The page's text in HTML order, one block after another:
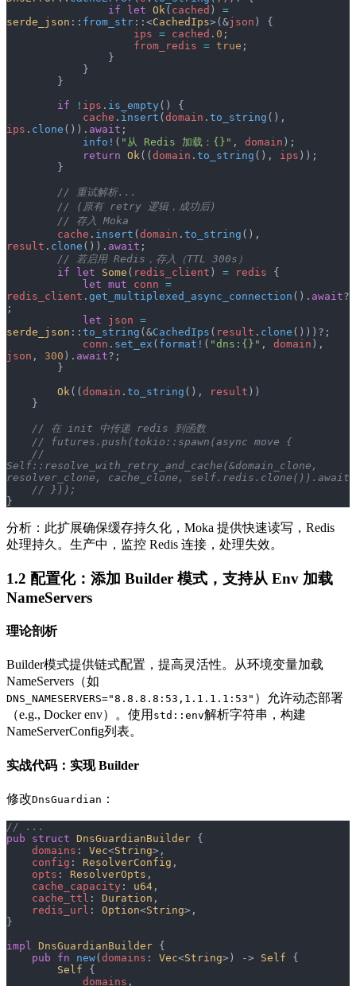
                if
let Ok( cached ) =
serde_json :: from_str ::<CachedIps>(&json ) {
                    ips
= cached . 0 ;
                    from_redis
= true ;
                }
            }
        }
        if
! ips . is_empty () {
            cache
. insert ( domain . to_string
ips . clone ()). await ;
            info!
( "从 Redis 加载：{}" , domain );
            return
Ok(( domain . to_string (), ips ));
        }
        // 重试解析...
        // (原有 retry 逻辑，成功后)
        // 存入 Moka
        cache
. insert ( domain . to_string
result . clone ()). await ;
        // 若启用 Redis，存入（TTL 300s）
        if
let Some ( redis_client ) = redis {
            let
mut conn =
redis_client . get_multiplexed_async_connection (). await?
;
            let
json =
serde_json :: to_string (&CachedIps ( result . clone ()))?;
            conn
. set_ex ( format! ( "dns:{}" , domain
json , 300 ). await?;
        }
        Ok
(( domain . to_string (), result ))
    }
    // 在 init 中传递 redis 到函数
    // futures.push(tokio::spawn(async move {
Self::resolve_with_retry_and_cache(&domain_clone,
resolver_clone, cache_clone, self.redis.clone()).await
    // }));
}
分析：此扩展确保缓存持久化，Moka 提供快速读写，Redis
处理持久。生产中，监控 Redis 连接，处理失效。
1.2 配置化：添加 Builder 模式，支持从 Env 加载
NameServers
理论剖析
Builder模式提供链式配置，提高灵活性。从环境变量加载
NameServers（如
DNS_NAMESERVERS="8.8.8.8:53,1.1.1.1:53" ）允许动态部署
（e.g., Docker env）。使用 std::env解析字符串，构建
NameServerConfig列表。
实战代码：实现 Builder
修改DnsGuardian ：
// ...
pub struct DnsGuardianBuilder {
    domains
: Vec<String>,
    config
: ResolverConfig ,
    opts
: ResolverOpts ,
    cache_capacity
: u64 ,
    cache_ttl
: Duration ,
    redis_url
: Option<String>,
}
impl
DnsGuardianBuilder {
    pub
fn new( domains : Vec<String>) -> Self {
        Self
{
            domains
,